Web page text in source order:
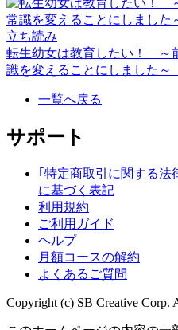
立ち読み
転生幼女は教育したい！ ～
識を変えることにしました
一覧へ戻る
サポート
｢特定商取引に関する法
に基づく表記
利用規約
ご利用ガイド
ヘルプ
月額コースの解約
よくあるご質問
Copyright (c) SB Creative Corp.